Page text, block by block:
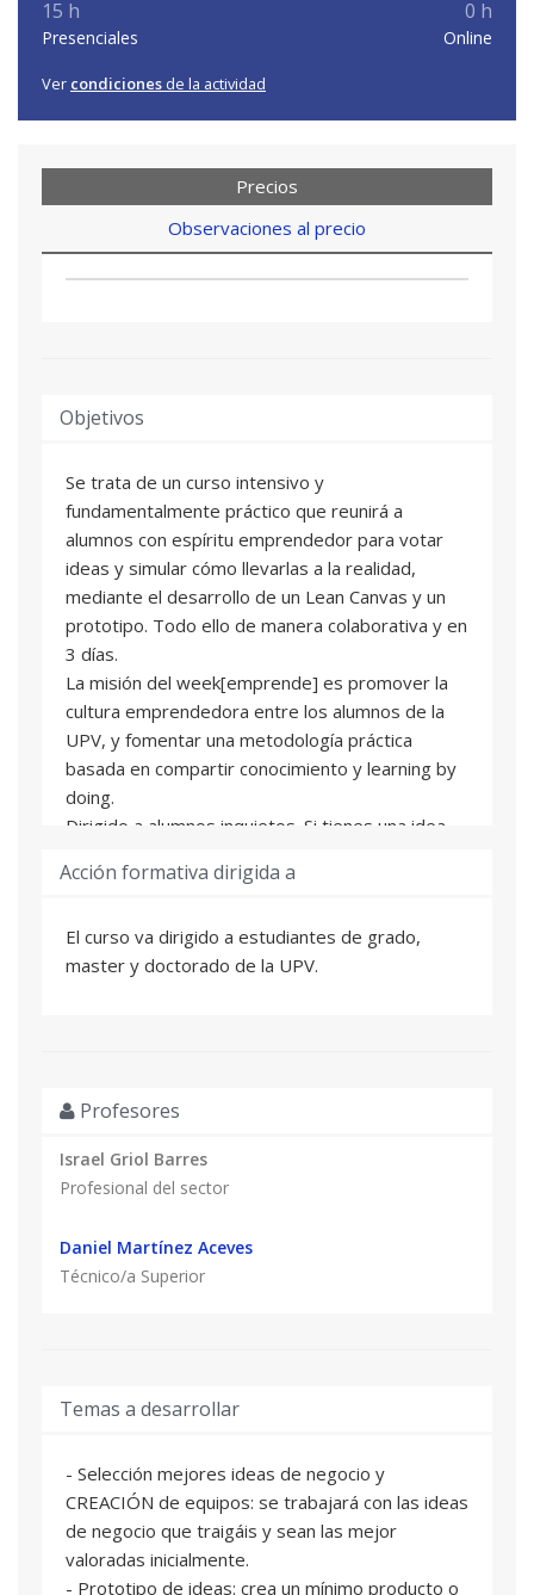
15 h
Presenciales
0 h
Online
Ver condiciones de la actividad
Precios
Observaciones al precio
Objetivos
Se trata de un curso intensivo y
fundamentalmente práctico que reunirá a
alumnos con espíritu emprendedor para votar
ideas y simular cómo llevarlas a la realidad,
mediante el desarrollo de un Lean Canvas y un
prototipo. Todo ello de manera colaborativa y en
3 días.
La misión del week[emprende] es promover la
cultura emprendedora entre los alumnos de la
UPV, y fomentar una metodología práctica
basada en compartir conocimiento y learning by
doing.
Dirigido a alumnos inquietos. Si tienes una idea,
tus socios. Si no tienes una idea, forma parte de
trabajar.
Las mejores ideas que salgan en el
Acción formativa dirigida a
El curso va dirigido a estudiantes de grado,
master y doctorado de la UPV.
Profesores
Israel Griol Barres
Profesional del sector
Daniel Martínez Aceves
Técnico/a Superior
Temas a desarrollar
- Selección mejores ideas de negocio y
CREACIÓN de equipos: se trabajará con las ideas
de negocio que traigáis y sean las mejor
valoradas inicialmente.
- Prototipo de ideas: crea un mínimo producto o